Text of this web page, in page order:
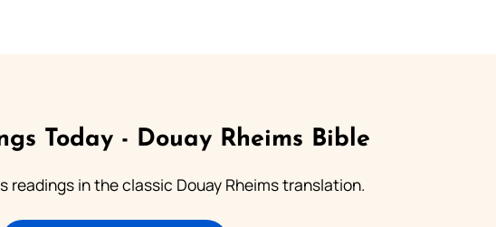
Today - Douay Rheims Bible
readings in the classic Douay Rheims translation.